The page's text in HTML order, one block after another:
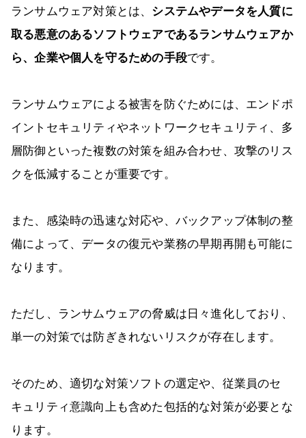
ランサムウェア対策とは、 システムやデータを人質に
取る悪意のあるソフトウェアであるランサムウェアか
ら、企業や個人を守るための手段です。
ランサムウェアによる被害を防ぐためには、エンドポ
イントセキュリティやネットワークセキュリティ、多
層防御といった複数の対策を組み合わせ、攻撃のリス
クを低減することが重要です。
また、感染時の迅速な対応や、バックアップ体制の整
備によって、データの復元や業務の早期再開も可能に
なります。
ただし、ランサムウェアの脅威は日々進化しており、
単一の対策では防ぎきれないリスクが存在します。
そのため、適切な対策ソフトの選定や、従業員のセ
キュリティ意識向上も含めた包括的な対策が必要とな
ります。